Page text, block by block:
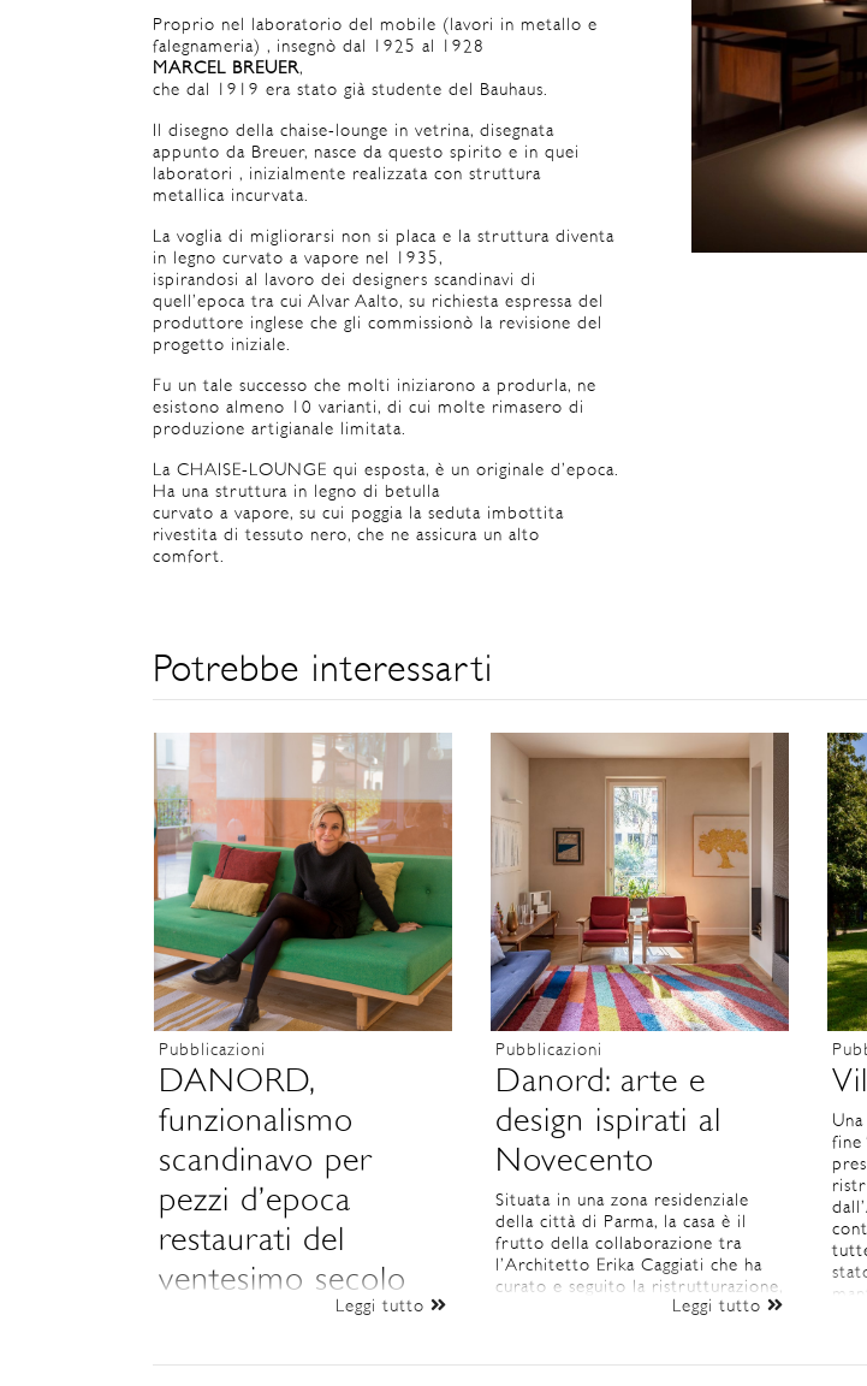
Proprio nel laboratorio del mobile (lavori in metallo e
falegnameria) , insegnò dal 1925 al 1928
MARCEL BREUER,
che dal 1919 era stato già studente del Bauhaus.
Il disegno della chaise-lounge in vetrina, disegnata
appunto da Breuer, nasce da questo spirito e in quei
laboratori , inizialmente realizzata con struttura
metallica incurvata.
La voglia di migliorarsi non si placa e la struttura diventa
in legno curvato a vapore nel 1935,
ispirandosi al lavoro dei designers scandinavi di
quell’epoca tra cui Alvar Aalto, su richiesta espressa del
produttore inglese che gli commissionò la revisione del
progetto iniziale.
Fu un tale successo che molti iniziarono a produrla, ne
esistono almeno 10 varianti, di cui molte rimasero di
produzione artigianale limitata.
La CHAISE-LOUNGE qui esposta, è un originale d’epoca.
Ha una struttura in legno di betulla
curvato a vapore, su cui poggia la seduta imbottita
rivestita di tessuto nero, che ne assicura un alto
comfort.
Potrebbe interessarti
Pubblicazioni
DANORD,
funzionalismo
scandinavo per
pezzi d’epoca
restaurati del
ventesimo secolo
Francesca raccoglie complementi
d’epoca provenienti da paesi del
Leggi tutto
Pubblicazioni
Danord: arte e
design ispirati al
Novecento
Situata in una zona residenziale
della città di Parma, la casa è il
frutto della collaborazione tra
l’Architetto Erika Caggiati che ha
curato e seguito la ristrutturazione,
con l’arredatrice Francesca Gatti di
Leggi tutto
fine